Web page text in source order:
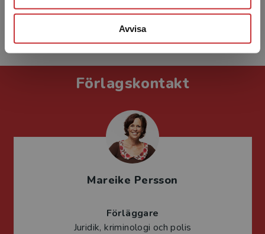
Avvisa
Förlagskontakt
Mareike Persson
Förläggare
Juridik, kriminologi och polis